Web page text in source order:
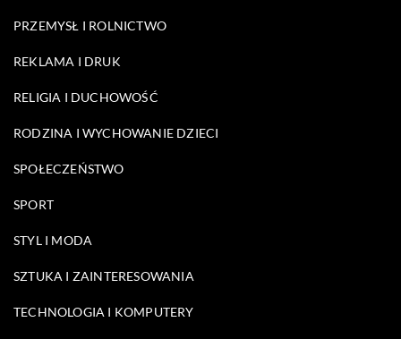
PRZEMYSŁ I ROLNICTWO
REKLAMA I DRUK
RELIGIA I DUCHOWOŚĆ
RODZINA I WYCHOWANIE DZIECI
SPOŁECZEŃSTWO
SPORT
STYL I MODA
SZTUKA I ZAINTERESOWANIA
TECHNOLOGIA I KOMPUTERY